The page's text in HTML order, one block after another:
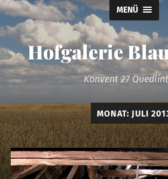
MENÜ
Hofgalerie
Konvent 27
MONAT: JULI